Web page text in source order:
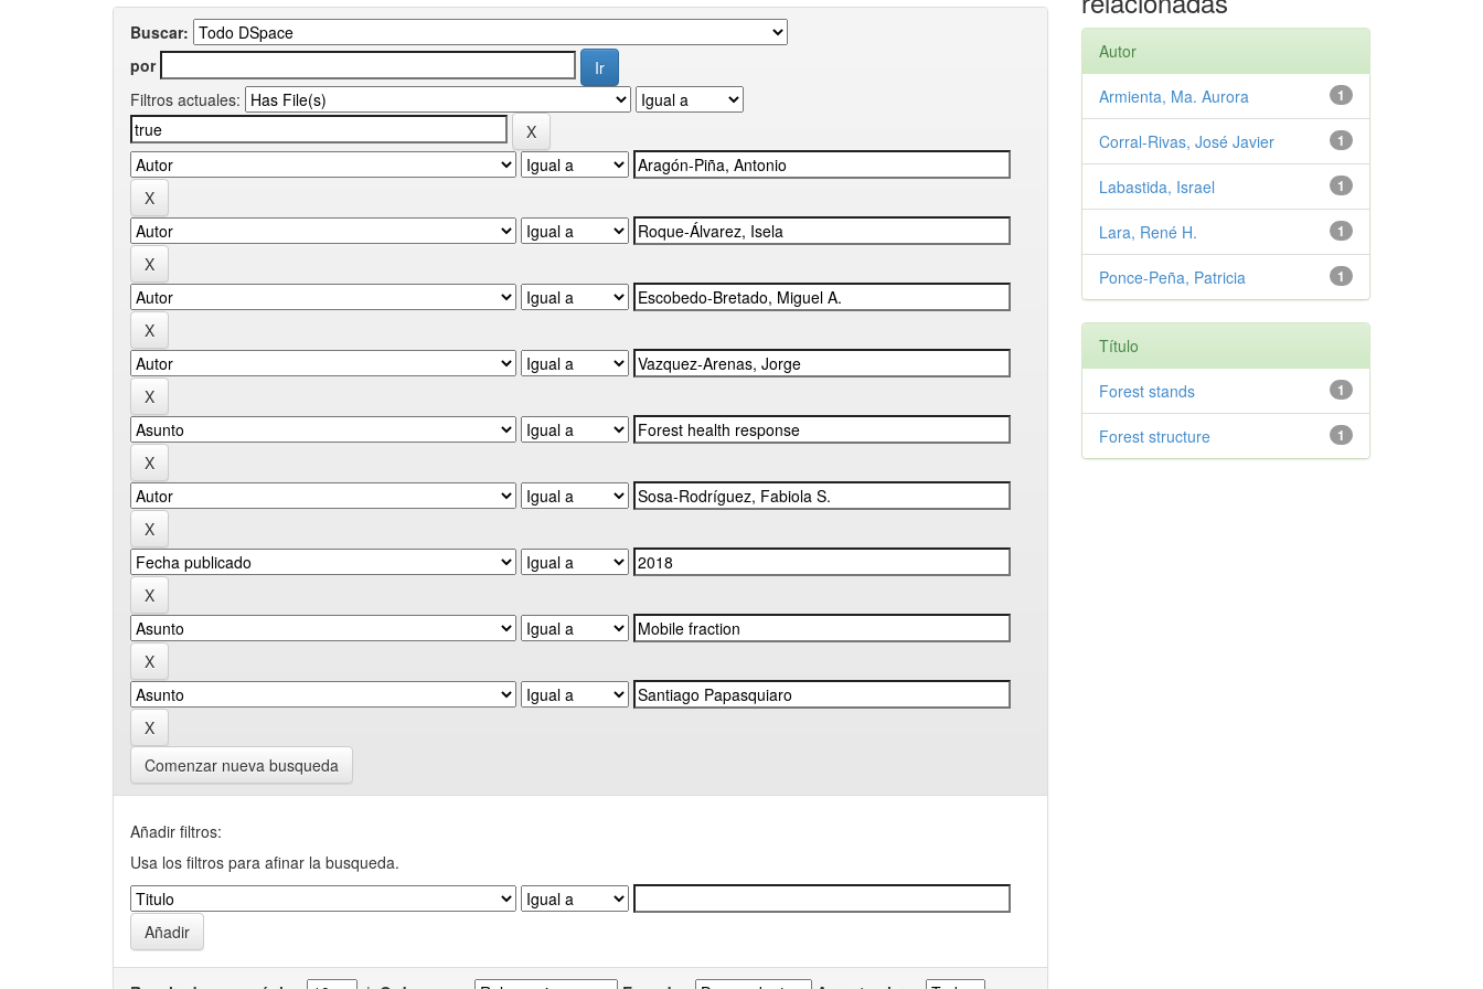
Buscar:
por
Filtros actuales:
Comenzar nueva busqueda
Añadir filtros:
Usa los filtros para afinar la busqueda.
Autor
1
Armienta, Ma. Aurora
1
Corral-Rivas, José Javier
1
Labastida, Israel
1
Lara, René H.
1
Ponce-Peña, Patricia
Título
1
Forest stands
1
Forest structure